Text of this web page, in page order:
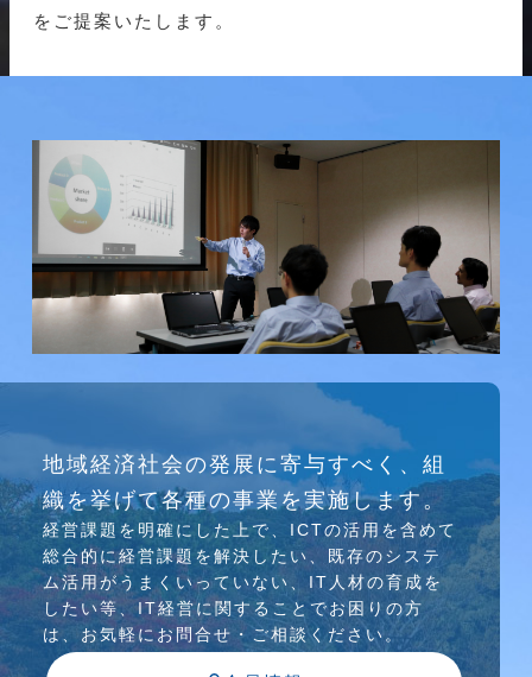
をご提案いたします。
介護ソリューション研究会、WEB/SNS研究会を
行っています
地域経済社会の発展に寄与すべく、組
織を挙げて各種の事業を実施します。
経営課題を明確にした上で、ICTの活⽤を含めて
総合的に経営課題を解決したい、既存のシステ
ム活⽤がうまくいっていない、IT⼈材の育成を
したい等、IT経営に関することでお困りの⽅
は、お気軽にお問合せ・ご相談ください。